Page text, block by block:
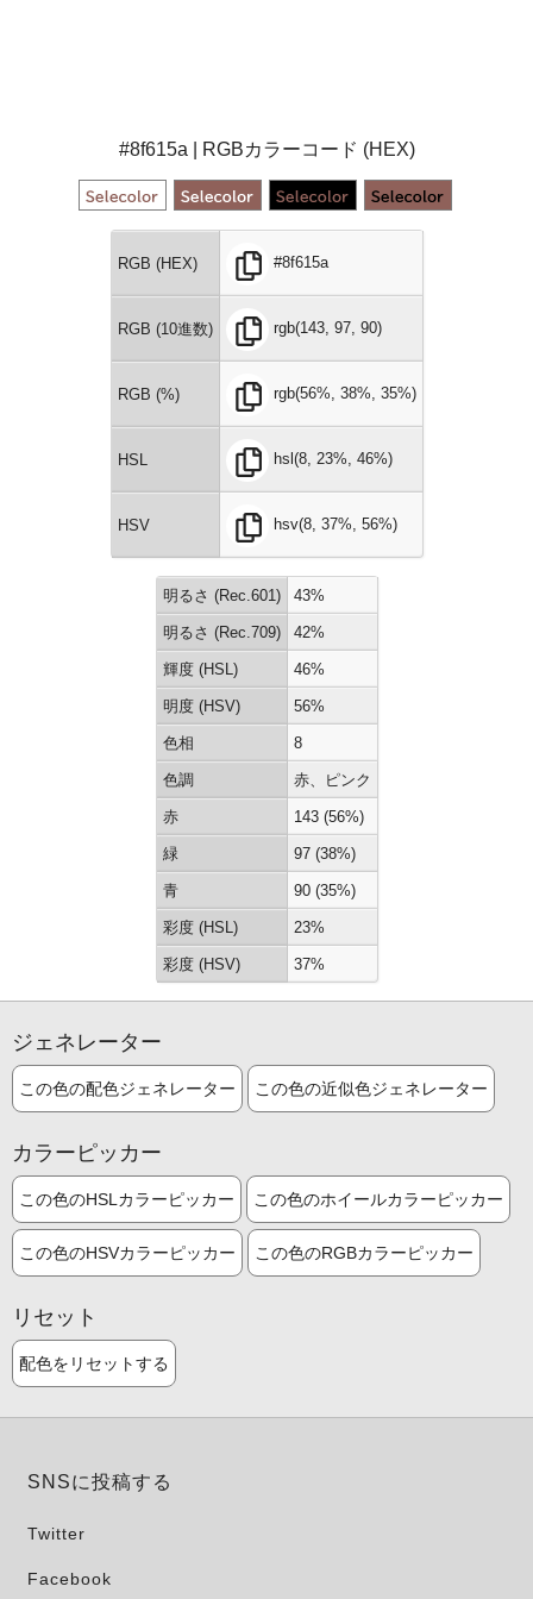
#8f615a | RGBカラーコード (HEX)
RGB (HEX) #8f615a
RGB (10進数) rgb(143, 97, 90)
RGB (%) rgb(56%, 38%, 35%)
HSL hsl(8, 23%, 46%)
HSV hsv(8, 37%, 56%)
明るさ (Rec.601) 43%
明るさ (Rec.709) 42%
輝度 (HSL) 46%
明度 (HSV) 56%
色相 8
色調 赤、ピンク
赤 143 (56%)
緑 97 (38%)
青 90 (35%)
彩度 (HSL) 23%
彩度 (HSV) 37%
ジェネレーター
この色の配色ジェネレーター この色の近似色ジェネレーター
カラーピッカー
この色のHSLカラーピッカー この色のホイールカラーピッカー
この色のHSVカラーピッカー この色のRGBカラーピッカー
リセット
配色をリセットする
SNSに投稿する
Twitter
Facebook